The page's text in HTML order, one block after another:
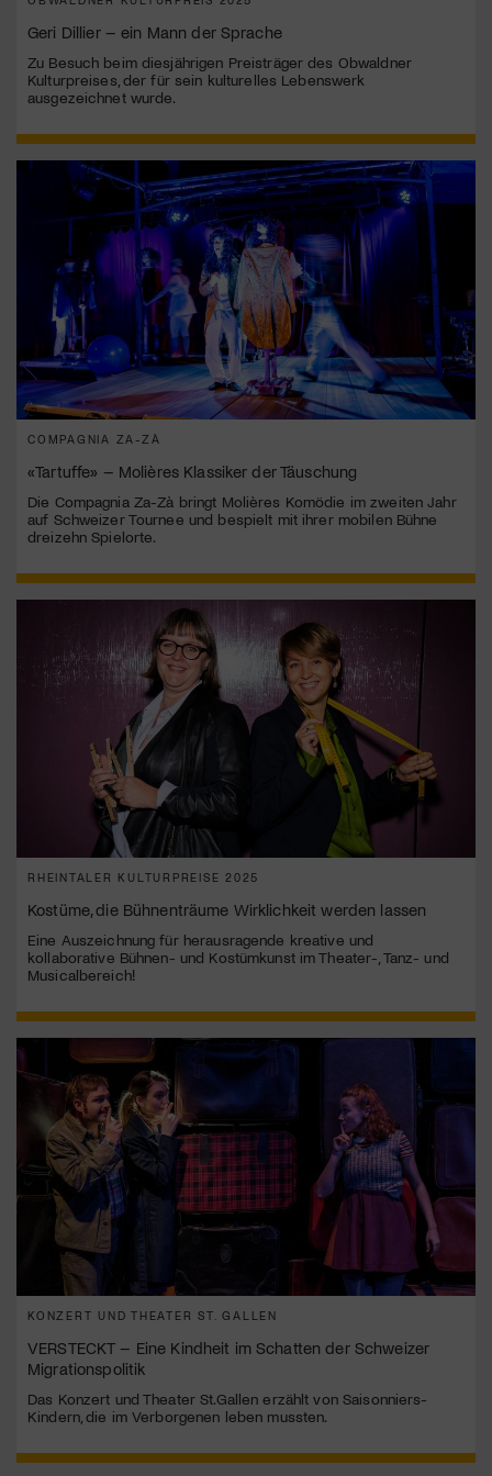
Geri Dillier – ein Mann der Sprache
Zu Besuch beim diesjährigen Preisträger des Obwaldner
Kulturpreises, der für sein kulturelles Lebenswerk
ausgezeichnet wurde.
COMPAGNIA ZA-ZÀ
«Tartuffe» – Molières Klassiker der Täuschung
Die Compagnia Za-Zà bringt Molières Komödie im zweiten Jahr
auf Schweizer Tournee und bespielt mit ihrer mobilen Bühne
dreizehn Spielorte.
RHEINTALER KULTURPREISE 2025
Kostüme, die Bühnenträume Wirklichkeit werden lassen
Eine Auszeichnung für herausragende kreative und
kollaborative Bühnen- und Kostümkunst im Theater-, Tanz- und
Musicalbereich!
KONZERT UND THEATER ST. GALLEN
VERSTECKT – Eine Kindheit im Schatten der Schweizer
Migrationspolitik
Das Konzert und Theater St.Gallen erzählt von Saisonniers-
Kindern, die im Verborgenen leben mussten.